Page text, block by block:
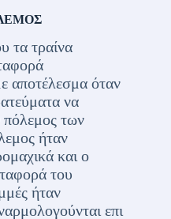
τα τραίνα
αποτέλεσμα όταν
να
πόλεμος των
ήταν
και ο
του
ήταν
επι